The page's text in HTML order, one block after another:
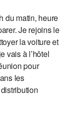
du matin, heure
Je rejoins le
la voiture et
vais à l’hôtel
pour
les